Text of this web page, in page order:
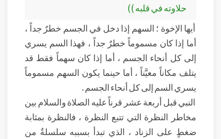
حلاوته في قلبه ))
أيها الإخوة ؛ السهم إذا دخل في الجسم خطرٌ جداً ،
أما إذا كان مسموماً خطرٌ جداً ، فهذا السم يسري
إلى كل أنحاء الجسم ، أما إذا كان سهماً فقط قد
يتلف مكاناً معيَّناً ، أما حينما يكون السهم مسموماً
يسري السم إلى كل أنحاء الجسم .
النبي قبل أربعة عشر قرناً عليه الصلاة والسلام بين
مخاطر النظرة التي تتبع النظرة ، فالنظرة بمثابة
ضغطٍ على الزناد ، الذي تبدأ بسببه سلسلةٌ من